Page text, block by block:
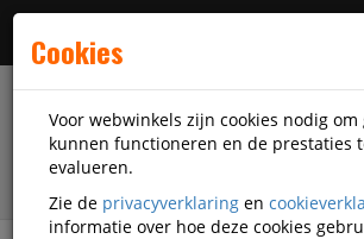
Cookies
Voor webwinkels zijn cookies nodig om
kunnen functioneren en de prestaties
evalueren.
Zie de privacyverklaring en
informatie over hoe deze cookies